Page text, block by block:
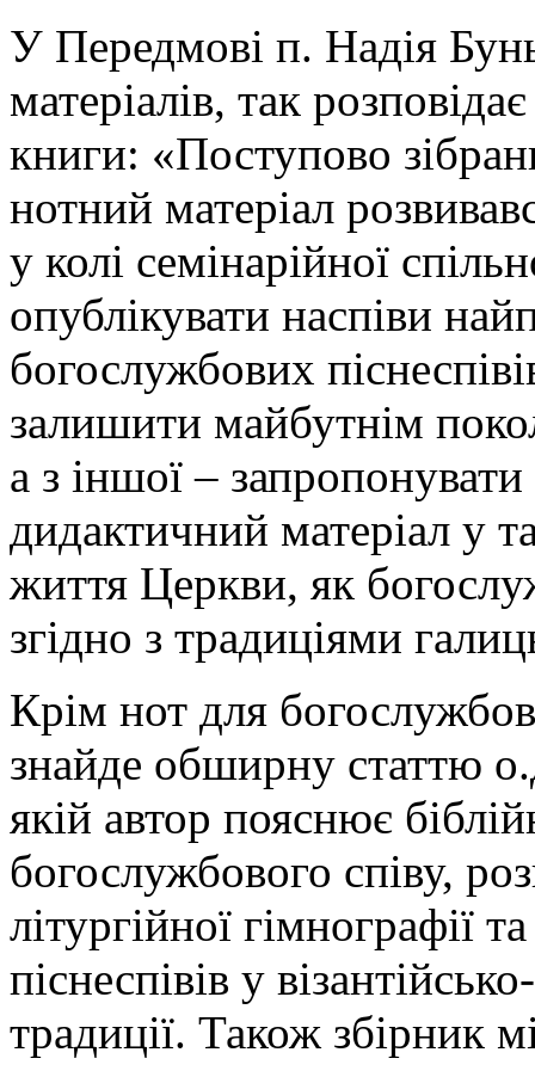
У Передмові п. Надія
матеріалів, так
книги: «Поступово
нотний матеріал
у колі семінарійної
опублікувати наспіви
богослужбових
залишити майбутнім
а з іншої –
дидактичний матеріал у
життя Церкви, як
згідно з традиціями
Крім нот для
знайде обширну статтю
якій автор пояснює
богослужбового співу,
літургійної гімнографії
піснеспівів у
традиції. Також збірник